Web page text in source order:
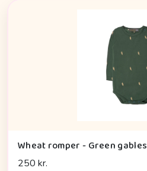
Wheat romper - Green gables
250 kr.